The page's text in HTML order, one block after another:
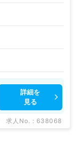
詳細を
見る
求人No. : 638068